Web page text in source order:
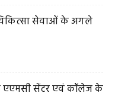
सेवाओं के अगले
सेंटर एवं कॉलेज के